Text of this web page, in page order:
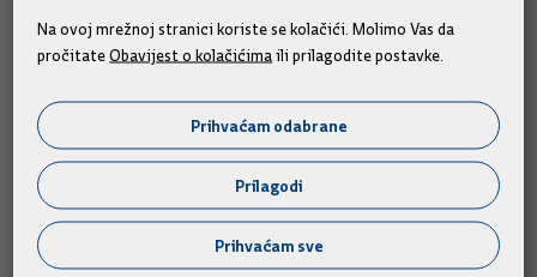
poštovanja.“
Slične vijesti
Na ovoj mrežnoj stranici koriste se kolačići. Molimo Vas da
pročitateObavijest o kolačićimaili prilagodite postavke.
Prihvaćam odabrane
Prilagodi
Prihvaćam sve